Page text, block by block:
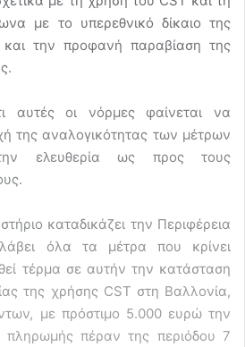
με το υπερεθνικό δίκαιο της
την προφανή παραβίαση της
αυτές οι νόρμες φαίνεται να
της αναλογικότητας των μέτρων
ελευθερία ως προς τους
καταδικάζει την Περιφέρεια
όλα τα μέτρα που κρίνει
τέρμα σε αυτήν την κατάσταση
της χρήσης CST στη Βαλλονία,
με πρόστιμο 5.000 ευρώ την
πληρωμής πέραν της περιόδου 7